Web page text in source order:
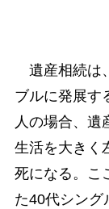
遺産相続は
ブルに発展す
人の場合、遺
生活を大きく
死になる。こ
た40代シング